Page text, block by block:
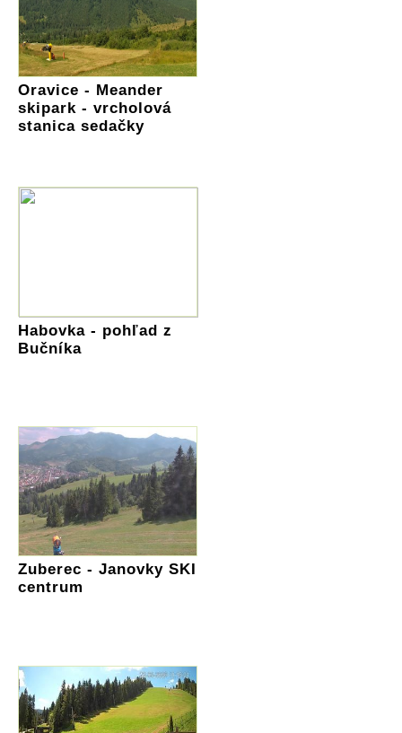
Oravice - Meander
skipark - vrcholová
stanica sedačky
Habovka - pohľad z
Bučníka
Zuberec - Janovky SKI
centrum